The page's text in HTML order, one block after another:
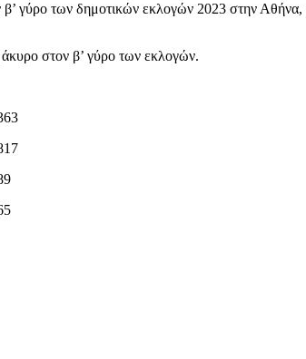
γύρο των δημοτικών εκλογών 2023 στην Αθήνα,
στον β’ γύρο των εκλογών.